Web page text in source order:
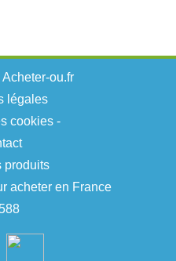
ou.fr
légales
cookies-
produits
acheter en France